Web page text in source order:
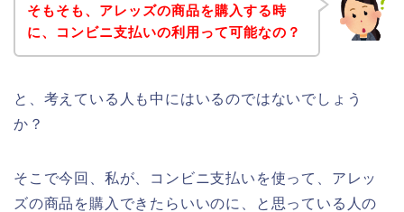
そもそも、アレッズの商品を購入する時
に、コンビニ支払いの利用って可能なの？
と、考えている人も中にはいるのではないでしょう
か？
そこで今回、私が、コンビニ支払いを使って、アレッ
ズの商品を購入できたらいいのに、と思っている人の